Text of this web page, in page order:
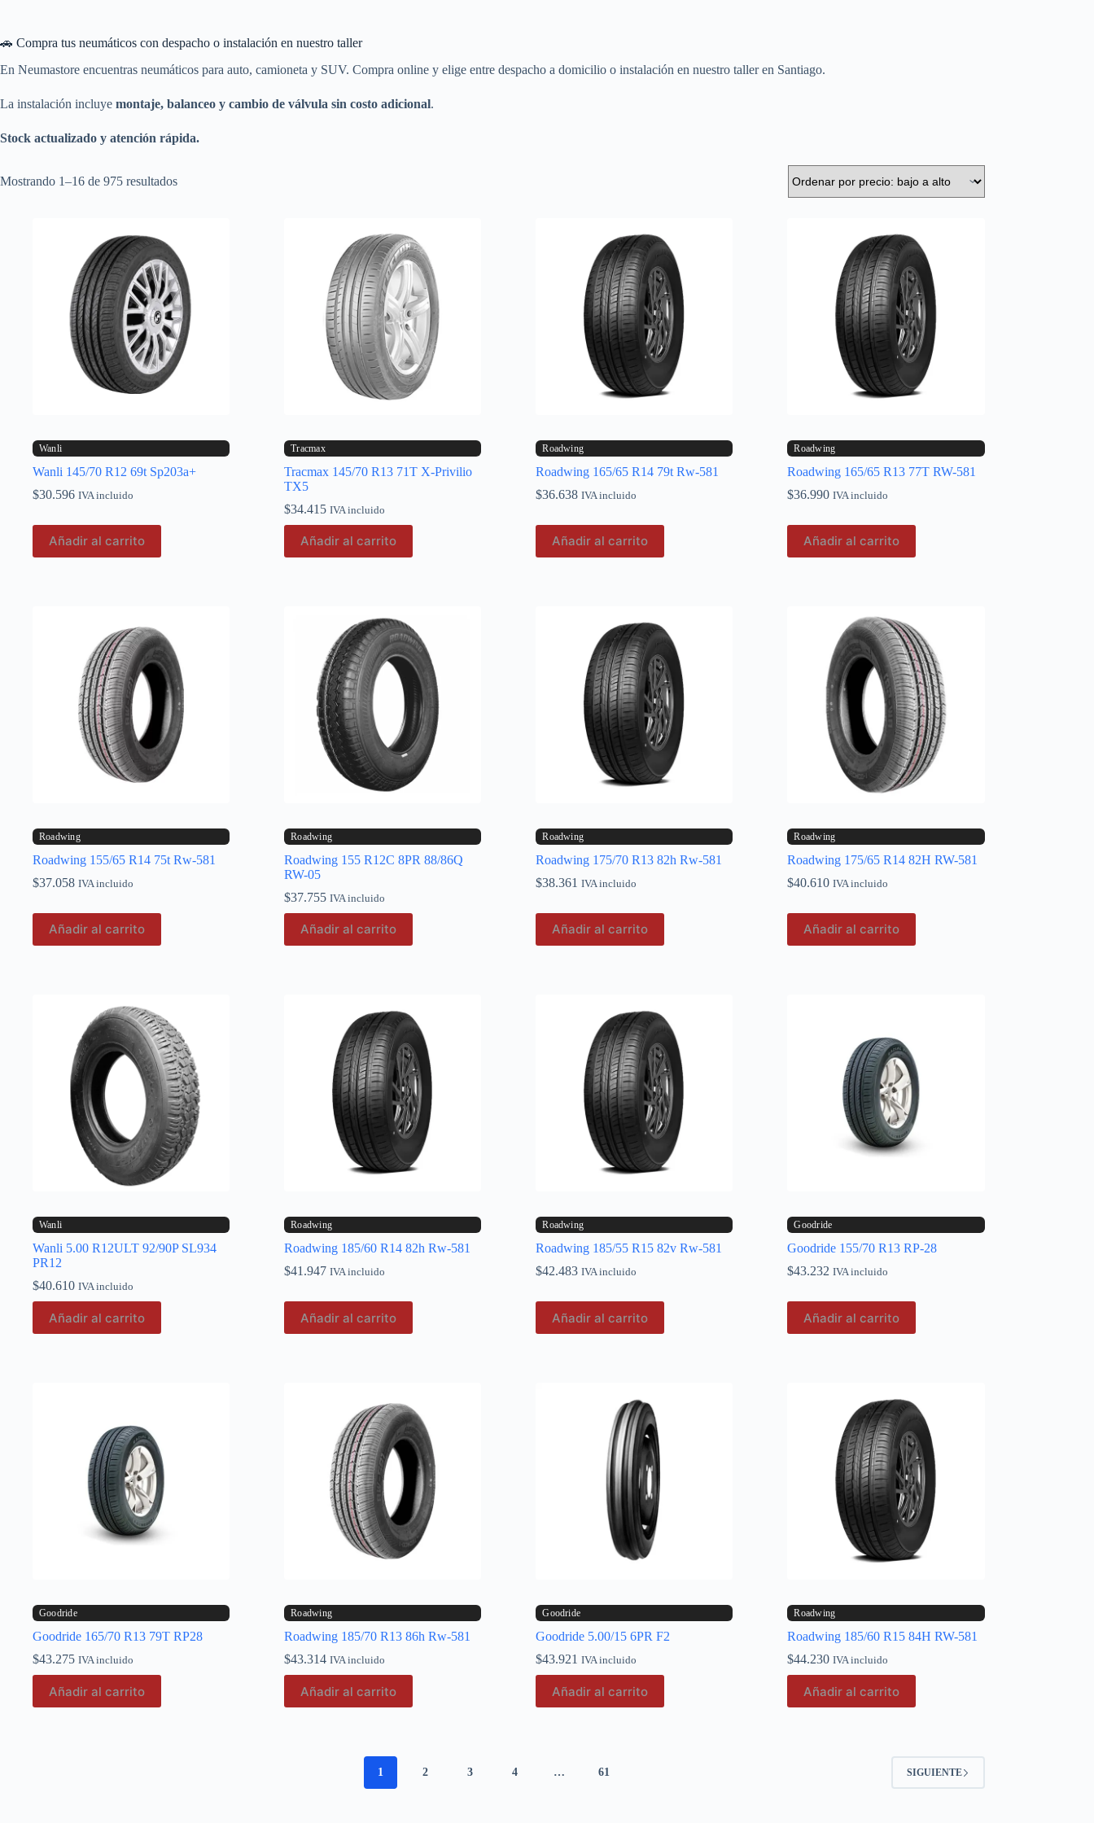
🚗 Compra tus neumáticos con despacho o instalación en nuestro taller
En Neumastore encuentras neumáticos para auto, camioneta y SUV. Compra online y elige entre despacho a domicilio o instalación en nuestro taller en Santiago.
La instalación incluye montaje, balanceo y cambio de válvula sin costo adicional.
Stock actualizado y atención rápida.
Mostrando 1–16 de 975 resultadosOrdenado
alto
Wanli
Wanli 145/70 R12 69t Sp203a+
$30.596 IVA incluido
Añadir al carrito
Tracmax
Tracmax 145/70 R13 71T X-Privilio
TX5
$34.415 IVA incluido
Añadir al carrito
Roadwing
Roadwing 165/65 R14 79t Rw-581
$36.638 IVA incluido
Añadir al carrito
Roadwing
Roadwing 165/65 R13 77T RW-581
$36.990 IVA incluido
Añadir al carrito
Roadwing
Roadwing 155/65 R14 75t Rw-581
$37.058 IVA incluido
Añadir al carrito
Roadwing
Roadwing 155 R12C 8PR 88/86Q
RW-05
$37.755 IVA incluido
Añadir al carrito
Roadwing
Roadwing 175/70 R13 82h Rw-581
$38.361 IVA incluido
Añadir al carrito
Roadwing
Roadwing 175/65 R14 82H RW-581
$40.610 IVA incluido
Añadir al carrito
Wanli
Wanli 5.00 R12ULT 92/90P SL934
PR12
$40.610 IVA incluido
Añadir al carrito
Roadwing
Roadwing 185/60 R14 82h Rw-581
$41.947 IVA incluido
Añadir al carrito
Roadwing
Roadwing 185/55 R15 82v Rw-581
$42.483 IVA incluido
Añadir al carrito
Goodride
Goodride 155/70 R13 RP-28
$43.232 IVA incluido
Añadir al carrito
Goodride
Goodride 165/70 R13 79T RP28
$43.275 IVA incluido
Añadir al carrito
Roadwing
Roadwing 185/70 R13 86h Rw-581
$43.314 IVA incluido
Añadir al carrito
Goodride
Goodride 5.00/15 6PR F2
$43.921 IVA incluido
Añadir al carrito
Roadwing
Roadwing 185/60 R15 84H RW-581
$44.230 IVA incluido
Añadir al carrito
1 2 3 4 … 61 SIGUIENTE